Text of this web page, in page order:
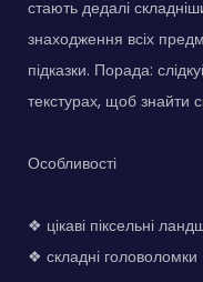
стають дедалі
знаходження всіх
підказки. Порада:
текстурах, щоб знайти
Особливості
❖ цікаві піксельні
❖ складні головоломки